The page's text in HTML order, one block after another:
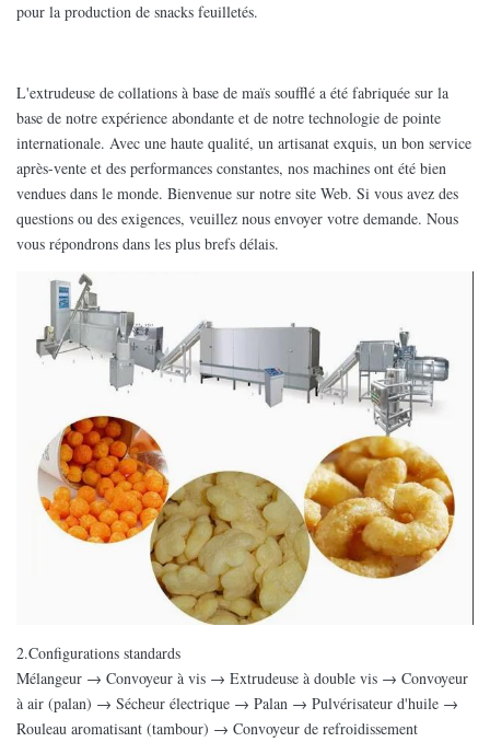
pour la production de snacks feuilletés.
L'extrudeuse de collations à base de maïs soufflé a été fabriquée sur la
base de notre expérience abondante et de notre technologie de pointe
internationale. Avec une haute qualité, un artisanat exquis, un bon service
après-vente et des performances constantes, nos machines ont été bien
vendues dans le monde. Bienvenue sur notre site Web. Si vous avez des
questions ou des exigences, veuillez nous envoyer votre demande. Nous
vous répondrons dans les plus brefs délais.
2.Configurations standards
Mélangeur → Convoyeur à vis → Extrudeuse à double vis → Convoyeur
à air (palan) → Sécheur électrique → Palan → Pulvérisateur d'huile →
Rouleau aromatisant (tambour) → Convoyeur de refroidissement